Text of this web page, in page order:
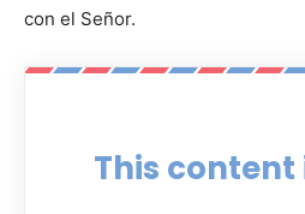
con el Señor.
This content